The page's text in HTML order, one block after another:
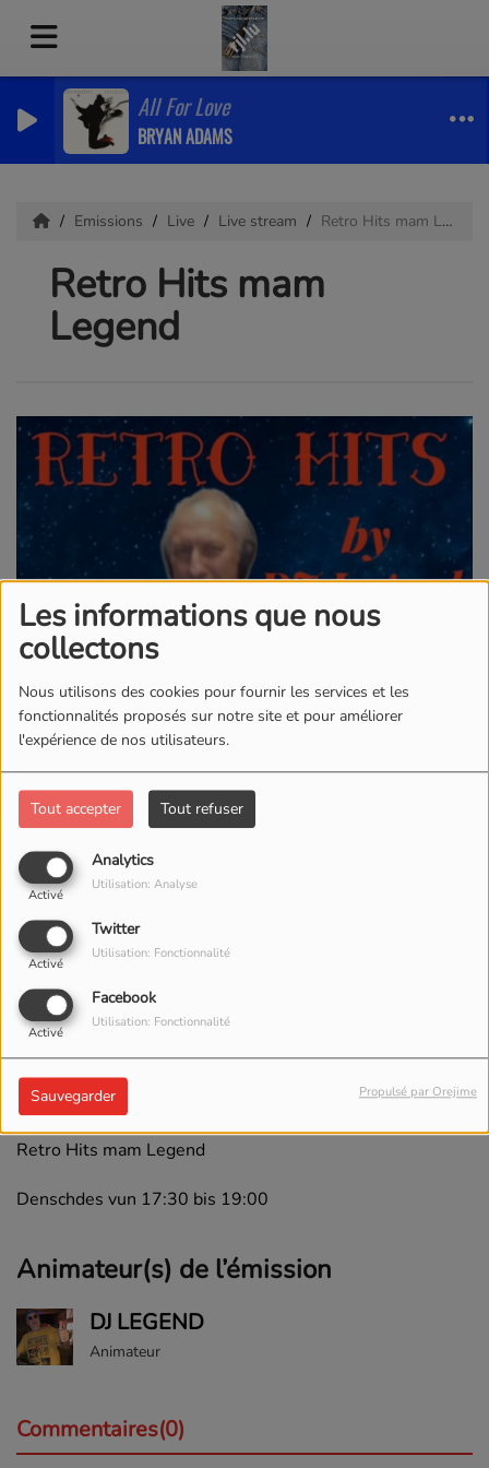
Les informations que nous
collectons
Nous utilisons des cookies pour fournir les services et les
fonctionnalités proposés sur notre site et pour améliorer
l'expérience de nos utilisateurs.
Tout accepter Tout refuser
Analytics
Activé
Utilisation: Analyse
Twitter
Activé
Utilisation: Fonctionnalité
Facebook
Activé
Utilisation: Fonctionnalité
Sauvegarder Propulsé par Orejime
All For Love
BRYAN ADAMS
Emissions Live Live stream Retro Hits mam Legend
Retro Hits mam
Legend
Retro Hits mam Legend
Denschdes vun 17:30 bis 19:00
Animateur(s) de l’émission
DJ LEGEND
Animateur
Commentaires(0)